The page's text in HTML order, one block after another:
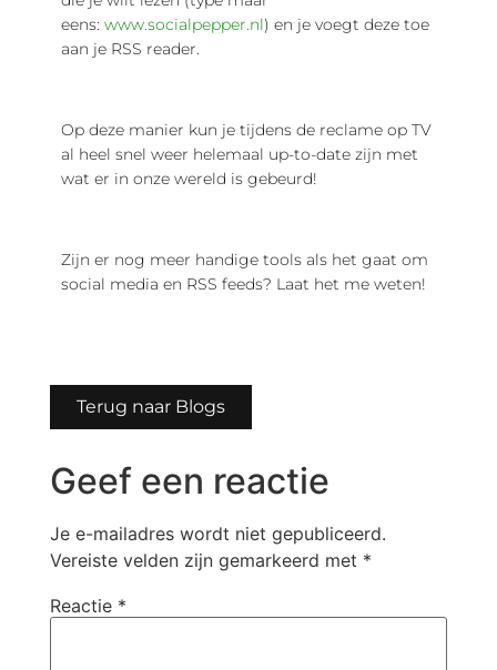
eens: www.socialpepper.nl) en je voegt deze toe
aan je RSS reader.
Op deze manier kun je tijdens de reclame op TV
al heel snel weer helemaal up-to-date zijn met
wat er in onze wereld is gebeurd!
Zijn er nog meer handige tools als het gaat om
social media en RSS feeds? Laat het me weten!
Terug naar Blogs
Geef een reactie
Je e-mailadres wordt niet gepubliceerd.
Vereiste velden zijn gemarkeerd met *
Reactie *